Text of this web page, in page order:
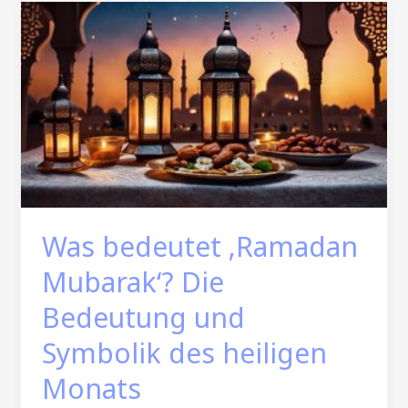
Was bedeutet ‚Ramadan
Mubarak‘? Die
Bedeutung und
Symbolik des heiligen
Monats